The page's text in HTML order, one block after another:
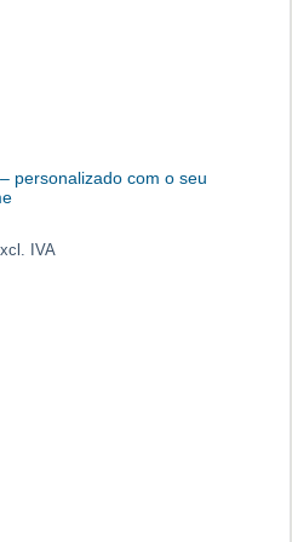
personalizado com o seu
IVA